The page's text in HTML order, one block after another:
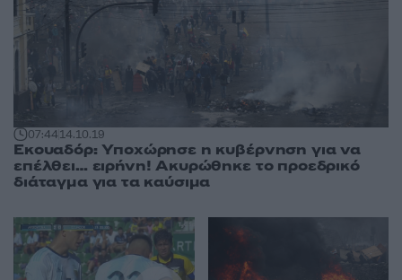
07:4414.10.19
Εκουαδόρ: Υποχώρησε η κυβέρνηση για να
επέλθει… ειρήνη! Ακυρώθηκε το προεδρικό
διάταγμα για τα καύσιμα